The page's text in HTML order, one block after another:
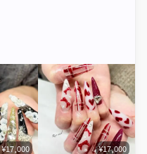
¥17,000 ¥17,000